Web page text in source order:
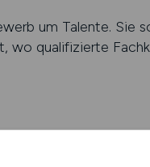
um Talente. Sie
wo qualifizierte